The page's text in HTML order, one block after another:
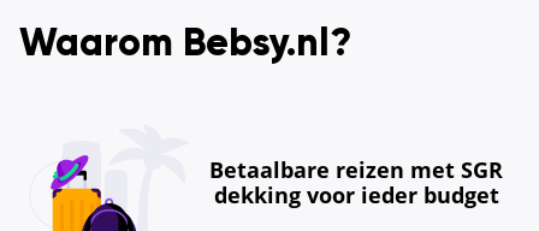
Waarom Bebsy.nl?
Betaalbare reizen met SGR
dekking voor ieder budget